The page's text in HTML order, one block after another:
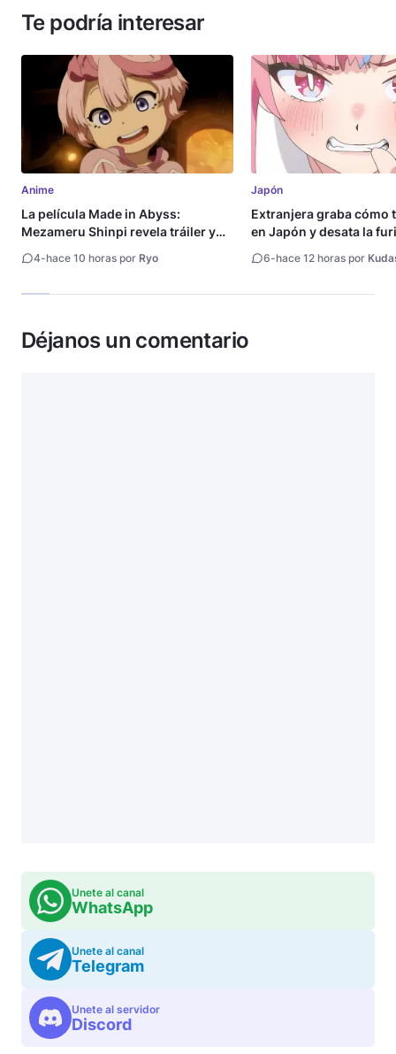
Te podría interesar
Anime
La película Made in Abyss:
Mezameru Shinpi revela tráiler y
4-hace 10 horas por Ryo
Japón
Extranjera graba cómo
en Japón y desata la
6-hace 12 horas por
Déjanos un comentario
Unete al canal
WhatsApp
Unete al canal
Telegram
Unete al servidor
Discord